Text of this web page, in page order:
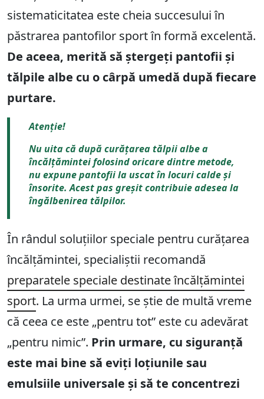
sistematicitatea este cheia succesului în
păstrarea pantofilor sport în formă excelentă.
De aceea, merită să ștergeți pantofii și
tălpile albe cu o cârpă umedă după fiecare
purtare.
Atenție!
Nu uita că după curățarea tălpii albe a
încălțămintei folosind oricare dintre metode,
nu expune pantofii la uscat în locuri calde și
însorite. Acest pas greșit contribuie adesea la
îngălbenirea tălpilor.
În rândul soluțiilor speciale pentru curățarea
încălțămintei, specialiștii recomandă
preparatele speciale destinate încălțămintei
sport. La urma urmei, se știe de multă vreme
că ceea ce este „pentru tot” este cu adevărat
„pentru nimic”. Prin urmare, cu siguranță
este mai bine să eviți loțiunile sau
emulsiile universale și să te concentrezi